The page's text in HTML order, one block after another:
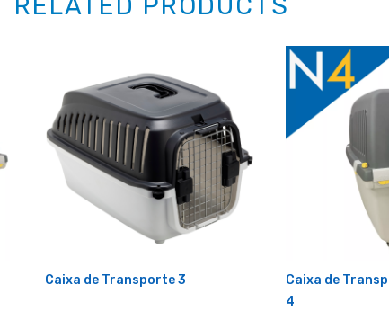
RELATED PRODUCTS
Caixa de Transporte 3
Caixa de
4